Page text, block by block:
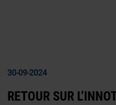
30-09-2024
RETOUR SUR